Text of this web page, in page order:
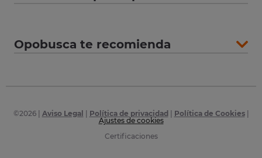
Opobusca te recomienda
©2026| Aviso Legal Política de privacidad Política de Cookies|
Ajustes de cookies
Certificaciones